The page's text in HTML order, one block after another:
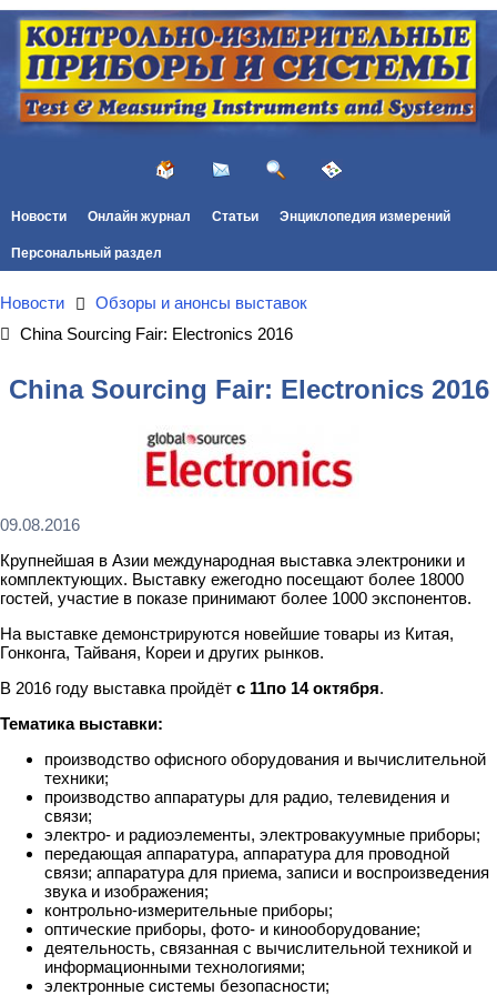
Новости Онлайн журнал Статьи Энциклопедия измерений
Персональный раздел
Новости
Обзоры и анонсы выставок
China Sourcing Fair: Electronics 2016
China Sourcing Fair: Electronics 2016
09.08.2016
Крупнейшая в Азии международная выставка электроники и
комплектующих. Выставку ежегодно посещают более 18000
гостей, участие в показе принимают более 1000 экспонентов.
На выставке демонстрируются новейшие товары из Китая,
Гонконга, Тайваня, Кореи и других рынков.
В 2016 году выставка пройдёт с 11по 14 октября.
Тематика выставки:
производство офисного оборудования и вычислительной
техники;
производство аппаратуры для радио, телевидения и
связи;
электро- и радиоэлементы, электровакуумные приборы;
передающая аппаратура, аппаратура для проводной
связи; аппаратура для приема, записи и воспроизведения
звука и изображения;
контрольно-измерительные приборы;
оптические приборы, фото- и кинооборудование;
деятельность, связанная с вычислительной техникой и
информационными технологиями;
электронные системы безопасности;